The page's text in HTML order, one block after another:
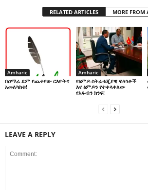
RELATED ARTICLES MORE FROM
Amharic
በዐማራ ደም የጨቀየው ርእዮትና
አመለካከቱ!
Amharic
የፅምዶ ስትራቴጂያዊ ፍላጎቶች
እና ፅምዶን የተቀላቀለው
የአፋብን ክንፍ!
LEAVE A REPLY